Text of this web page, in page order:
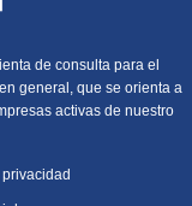
de consulta para el
general, que se orienta a
activas de nuestro